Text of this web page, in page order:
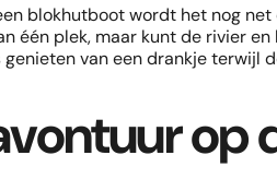
blokhutboot wordt het nog
één plek, maar kunt de rivier
genieten van een drankje terwijl
op